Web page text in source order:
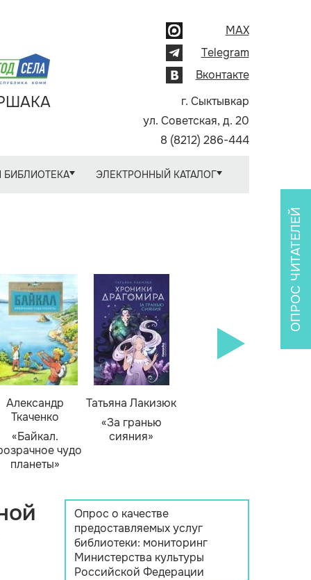
MAX
Telegram
Вконтакте
г. Сыктывкар
ул. Советская, д. 20
8 (8212) 286-444
БИБЛИОТЕКА ЭЛЕКТРОННЫЙ КАТАЛОГ
Александр
Ткаченко
«Байкал.
чудо
планеты»
Татьяна Лакизюк
«За гранью
сияния»
ОПРОС ЧИТАТЕЛЕЙ
Опрос о качестве
предоставляемых услуг
библиотеки: мониторинг
Министерства культуры
Российской Федерации